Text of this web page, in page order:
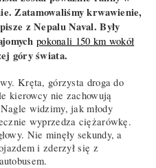
Zatamowaliśmy krwawienie,
z Nepalu Naval. Były
pokonali 150 km wokół
góry świata.
Kręta, górzysta droga do
kierowcy nie zachowują
widzimy, jak młody
wyprzedza ciężarówkę.
Nie minęły sekundy, a
i zderzył się z